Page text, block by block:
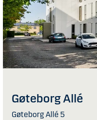
Gøteborg Allé
Gøteborg Allé 5